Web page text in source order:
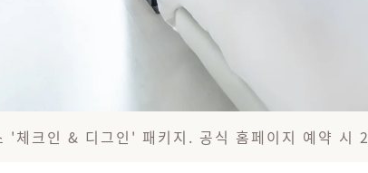
'체크인 & 디그인' 패키지. 공식 홈페이지 예약 시